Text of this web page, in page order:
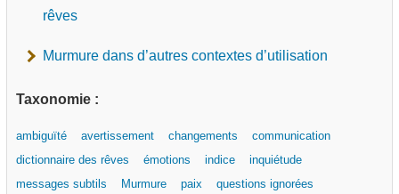
rêves
Murmure dans d’autres contextes d’utilisation
Taxonomie :
ambiguïté avertissement changements
communication
dictionnaire des rêves
émotions indice
inquiétude
messages subtils
Murmure paix
questions ignorées